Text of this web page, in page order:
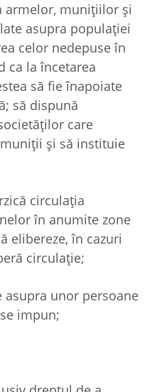
armelor, muniţiilor şi
asupra populaţiei
celor nedepuse în
ca la încetarea
să fie înapoiate
să dispună
care
şi să instituie
circulaţia
în anumite zone
elibereze, în cazuri
circulaţie;
asupra unor persoane
impun;